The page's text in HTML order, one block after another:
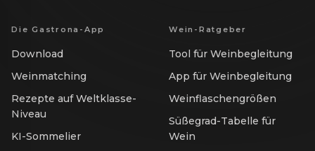
Die Gastrona-App
Download
Weinmatching
Rezepte auf Weltklasse-
Niveau
KI-Sommelier
Wein-Ratgeber
Tool für Weinbegleitung
App für Weinbegleitung
Weinflaschengrößen
Süßegrad-Tabelle für
Wein